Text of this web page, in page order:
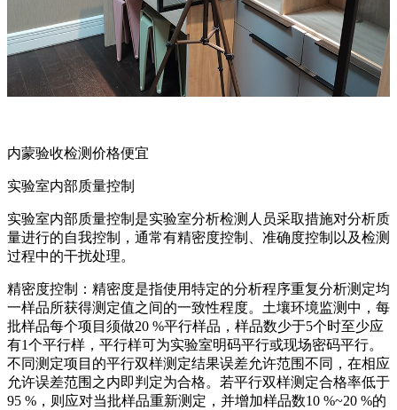
内蒙验收检测价格便宜
实验室内部质量控制
实验室内部质量控制是实验室分析检测人员采取措施对分析质
量进行的自我控制，通常有精密度控制、准确度控制以及检测
过程中的干扰处理。
精密度控制：精密度是指使用特定的分析程序重复分析测定均
一样品所获得测定值之间的一致性程度。土壤环境监测中，每
批样品每个项目须做20 %平行样品，样品数少于5个时至少应
有1个平行样，平行样可为实验室明码平行或现场密码平行。
不同测定项目的平行双样测定结果误差允许范围不同，在相应
允许误差范围之内即判定为合格。若平行双样测定合格率低于
95 %，则应对当批样品重新测定，并增加样品数10 %~20 %的